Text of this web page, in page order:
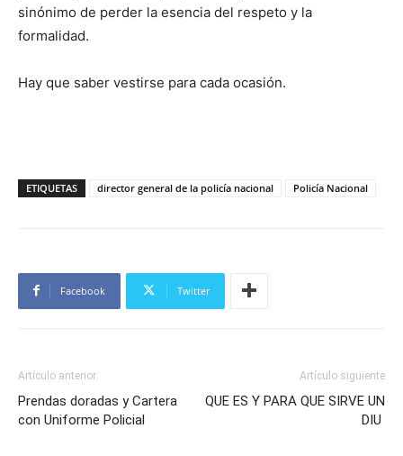
sinónimo de perder la esencia del respeto y la
formalidad.
Hay que saber vestirse para cada ocasión.
ETIQUETAS director general de la policía nacional Policía Nacional
Facebook Twitter
Artículo anterior
Prendas doradas y Cartera
con Uniforme Policial
Artículo siguiente
QUE ES Y PARA QUE SIRVE UN
DIU